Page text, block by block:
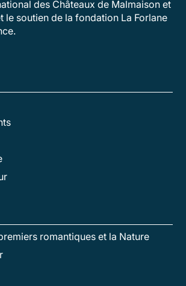
des Châteaux de Malmaison et
le soutien de la fondation La Forlane
romantiques et la Nature